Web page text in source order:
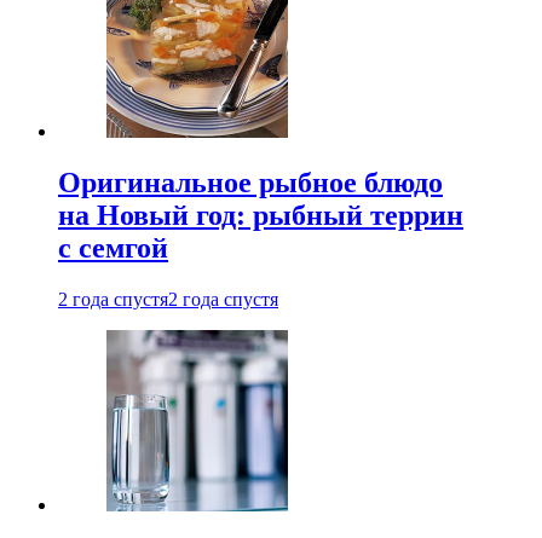
Оригинальное рыбное блюдо
на Новый год: рыбный террин
с семгой
2 года спустя2 года спустя